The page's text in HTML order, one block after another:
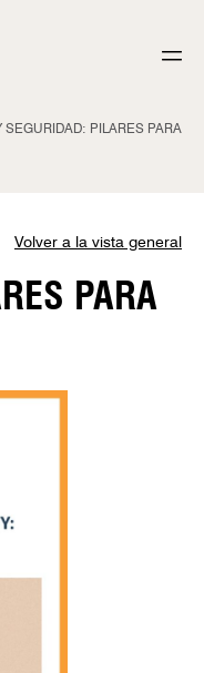
SEGURIDAD: PILARES PARA
Volver a la vista general
PARA